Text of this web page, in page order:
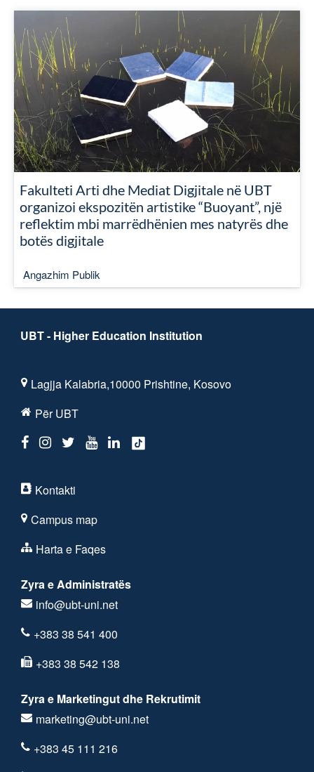
Fakulteti Arti dhe Mediat Digjitale në UBT
organizoi ekspozitën artistike “Buoyant”, një
reflektim mbi marrëdhënien mes natyrës dhe
botës digjitale
Angazhim Publik
UBT - Higher Education Institution
Lagjja Kalabria,10000 Prishtine, Kosovo
Për UBT
Kontakti
Campus map
Harta e Faqes
Zyra e Administratës
info@ubt-uni.net
+383 38 541 400
+383 38 542 138
Zyra e Marketingut dhe Rekrutimit
marketing@ubt-uni.net
+383 45 111 216